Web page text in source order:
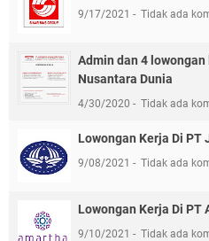
9/17/2021 Tidak ada
Admin dan 4
Nusantara Dunia
4/30/2020 Tidak ada
Lowongan Kerja Di PT
9/08/2021 Tidak ada
Lowongan Kerja Di PT
9/10/2021 Tidak ada